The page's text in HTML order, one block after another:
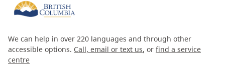
We can help in over 220 languages and through other
accessible options. Call, email or text us, or find a service
centre